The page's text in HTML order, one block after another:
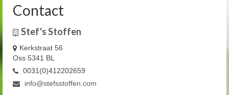
Contact
Stef's Stoffen
Kerkstraat 56
Oss 5341 BL
0031(0)412202659
info@stefsstoffen.com